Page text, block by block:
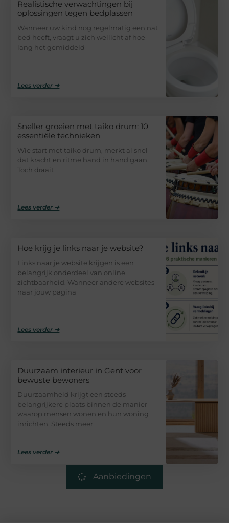
Realistische verwachtingen bij
oplossingen tegen bedplassen
Wanneer uw kind nog regelmatig een nat
bed heeft, vraagt u zich wellicht af hoe
lang het gemiddeld
Lees verder ➜
Sneller groeien met taiko drum: 10
essentiële technieken
Wie start met taiko drum, merkt al snel
dat kracht en ritme hand in hand gaan.
Toch draait
Lees verder ➜
Hoe krijg je links naar je website?
Links naar je website krijgen is een
belangrijk onderdeel van online
zichtbaarheid. Wanneer andere websites
naar jouw pagina
Lees verder ➜
Duurzaam interieur in Gent voor
bewuste bewoners
Duurzaamheid krijgt een steeds
belangrijkere plaats binnen de manier
waarop mensen wonen en hun woning
inrichten. Steeds meer
Lees verder ➜
Aanbiedingen